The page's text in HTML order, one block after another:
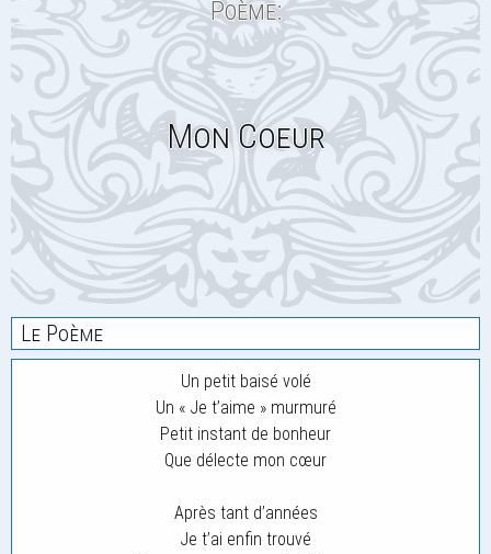
Poème:
Mon Coeur
Le Poème
Un petit baisé volé
Un « Je t’aime » murmuré
Petit instant de bonheur
Que délecte mon cœur
Après tant d’années
Je t’ai enfin trouvé